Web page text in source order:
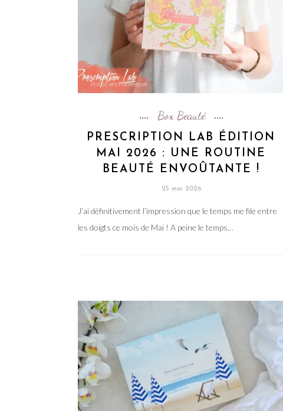
Box Beauté
PRESCRIPTION LAB ÉDITION
MAI 2026 : UNE ROUTINE
BEAUTÉ ENVOÛTANTE !
25 mai 2026
J’ai définitivement l’impression que le temps me file entre
les doigts ce mois de Mai ! A peine le temps…